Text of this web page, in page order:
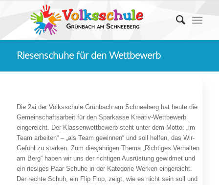
Riesenschuhe für den Wettbewerb
Die 2ai der Volksschule Grünbach am Schneeberg hat heute die
Gemeinschaftsarbeit für den Sparkasse Kreativ-Wettbewerb
eingereicht. Der Klassenwettbewerb steht unter dem Motto: „im
Team arbeiten“ – „als Team gewinnen“ und soll helfen, das Wir-
Gefühl zu stärken. Zum diesjährigen Thema „Richtiges Verhalten
am Berg“ haben wir uns der richtigen Ausrüstung gewidmet und
ein riesiges Paar Schuhe in der Kategorie Werken eingereicht.
Der rechte Schuh, ein Flip Flop, zeigt, wie es nicht sein soll und